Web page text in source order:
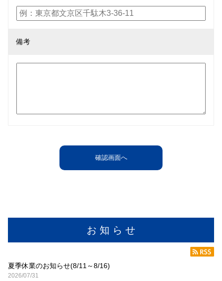
お 知 ら せ
夏季休業のお知らせ(8/11～8/16)
2026/07/31
備考